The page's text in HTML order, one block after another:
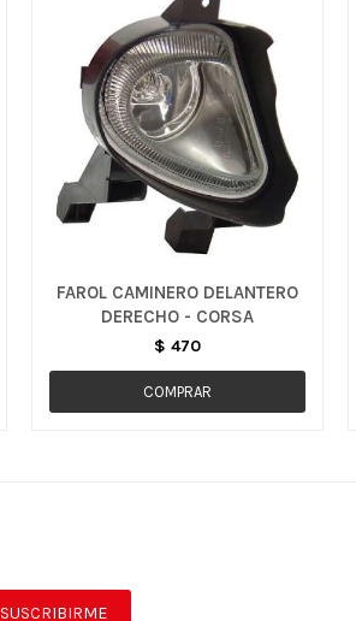
FAROL CAMINERO DELANTERO
DERECHO - CORSA
$ 470
SUSCRIBIRME